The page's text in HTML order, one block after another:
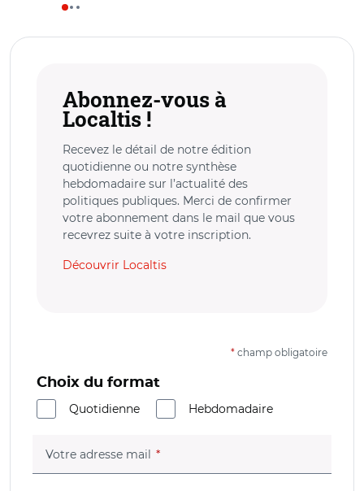
Abonnez-vous à
Localtis !
Recevez le détail de notre édition
quotidienne ou notre synthèse
hebdomadaire sur l’actualité des
politiques publiques. Merci de confirmer
votre abonnement dans le mail que vous
recevrez suite à votre inscription.
Découvrir Localtis
* champ obligatoire
Choix du format
Quotidienne
Hebdomadaire
Votre adresse mail (champ obligatoire)